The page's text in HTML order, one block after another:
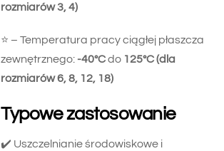
rozmiarów 3, 4)
⭐️ – Temperatura pracy ciągłej płaszcza
zewnętrznego: -40°Cdo 125°C (dla
rozmiarów 6, 8, 12, 18)
Typowe zastosowanie
✔️ Uszczelnianie środowiskowe i